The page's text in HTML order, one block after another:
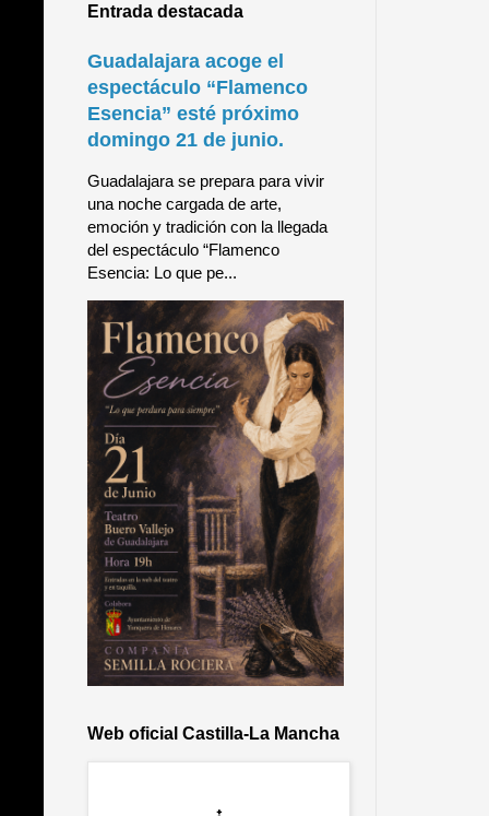
Entrada destacada
Guadalajara acoge el
espectáculo “Flamenco
Esencia” esté próximo
domingo 21 de junio.
Guadalajara se prepara para vivir
una noche cargada de arte,
emoción y tradición con la llegada
del espectáculo “Flamenco
Esencia: Lo que pe...
Web oficial Castilla-La Mancha